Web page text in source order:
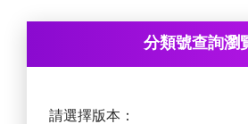
分類號查詢瀏
請選擇版本：